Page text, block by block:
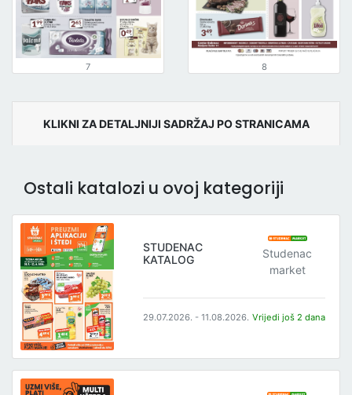
7 8
KLIKNI ZA DETALJNIJI SADRŽAJ PO STRANICAMA
Ostali katalozi u ovoj kategoriji
STUDENAC
KATALOG
Studenac
market
29.07.2026. - 11.08.2026. Vrijedi još 2 dana